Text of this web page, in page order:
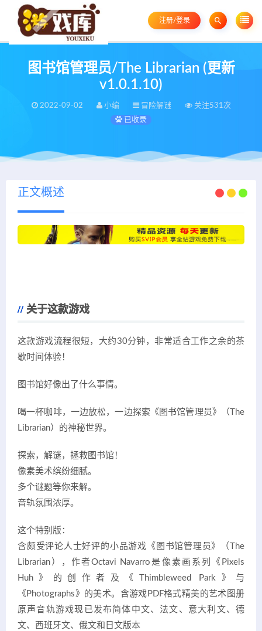
注册/登录
图书馆管理员/The Librarian (更新
v1.0.1.10)
2022-09-02 小编 冒险解谜
关注531次
已收录
正文概述
关于这款游戏
这款游戏流程很短，大约30分钟，非常适合工作之余的茶
歇时间体验！
图书馆好像出了什么事情。
喝一杯咖啡，一边放松，一边探索《图书馆管理员》（The
Librarian）的神秘世界。
探索，解谜，拯救图书馆！
像素美术缤纷细腻。
多个谜题等你来解。
音轨氛围浓厚。
这个特别版：
含颇受评论人士好评的小品游戏《图书馆管理员》（The
Librarian），作者Octavi Navarro是像素画系列《Pixels
Huh》的创作者及《Thimbleweed Park》与
《Photographs》的美术。含游戏PDF格式精美的艺术图册
原声音轨游戏现已发布简体中文、法文、意大利文、德
文、西班牙文、俄文和日文版本